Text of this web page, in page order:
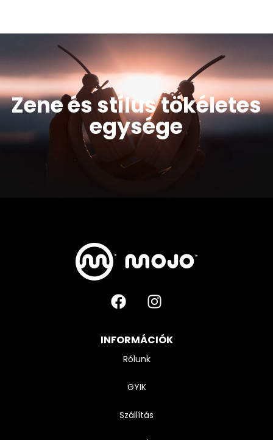
Zene és stílus tökéletes
egysége
INFORMÁCIÓK
Rólunk
GYIK
Szállítás